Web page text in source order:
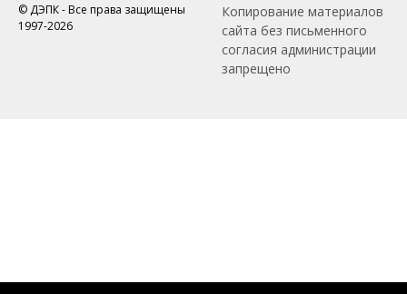
© ДЭПК - Все права защищены
1997-2026
Копирование материалов
сайта без письменного
согласия администрации
запрещено